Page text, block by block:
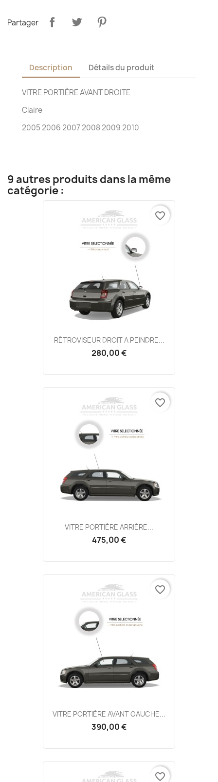
Partager
Description Détails du produit
VITRE PORTIÈRE AVANT DROITE
Claire
2005 2006 2007 2008 2009 2010
9 autres produits dans la même
catégorie :
RÉTROVISEUR DROIT A PEINDRE...
280,00 €
favorite_border
VITRE PORTIÈRE ARRIÈRE...
475,00 €
favorite_border
VITRE PORTIÈRE AVANT GAUCHE...
390,00 €
favorite_border
favorite_border